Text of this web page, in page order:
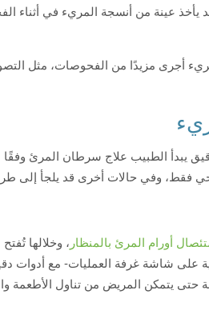
يأخذ عينة من أنسجة المريء في أثناء
أجرى مزيدًا من الفحوصات، مثل
يبدأ الطبيب علاج سرطان المرئ
فقط، وفي حالات أخرى قد يلجأ إلى
أورام المرئ بالمنظار ، وخلالها
على شاشة غرفة العمليات- مع أدوات
حتى يتمكن المريض من تناول الأطعمة